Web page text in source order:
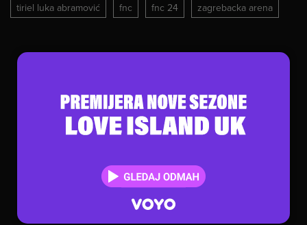
tiriel luka abramović fnc fnc 24 zagrebacka arena